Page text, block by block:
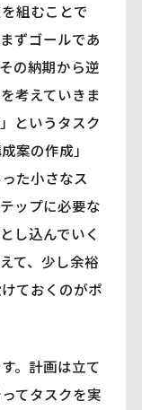
組むことで
ずゴールであ
の納期から逆
考えていきま
というタスク
案の作成」
た小さなス
ップに必要な
し込んでいく
て、少し余裕
ておくのがポ
。計画は立て
てタスクを実